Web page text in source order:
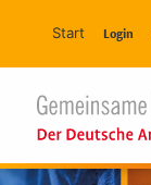
Navigation
Start Login